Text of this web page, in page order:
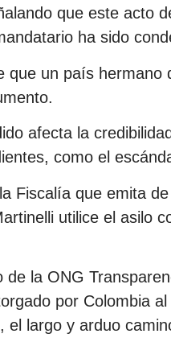
que este acto
ha sido
que un país
afecta la
como el
Fiscalía que emita
utilice el asilo
de la ONG
por Colombia
el largo y arduo